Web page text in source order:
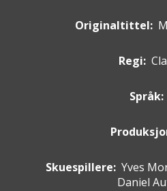
Originaltittel:
Regi:
Språk:
Skuespillere: Yves
Daniel